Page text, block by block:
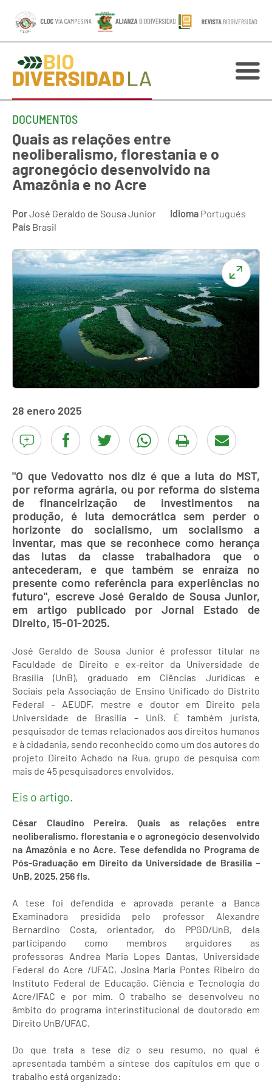
DOCUMENTOS
Quais as relações entre
neoliberalismo, florestania e o
agronegócio desenvolvido na
Amazônia e no Acre
PorJosé Geraldo de Sousa Junior Idioma Portugués
País Brasil
28 enero 2025
"O que Vedovatto nos diz é que a luta do MST,
por reforma agrária, ou por reforma do sistema
de financeirização de investimentos na
produção, é luta democrática sem perder o
horizonte do socialismo, um socialismo a
inventar, mas que se reconhece como herança
das lutas da classe trabalhadora que o
antecederam, e que também se enraíza no
presente como referência para experiências no
futuro", escreve José Geraldo de Sousa Junior,
em artigo publicado por Jornal Estado de
Direito, 15-01-2025.
José Geraldo de Sousa Junior é professor titular na
Faculdade de Direito e ex-reitor da Universidade de
Brasília (UnB), graduado em Ciências Jurídicas e
Sociais pela Associação de Ensino Unificado do Distrito
Federal – AEUDF, mestre e doutor em Direito pela
Universidade de Brasília – UnB. É também jurista,
pesquisador de temas relacionados aos direitos humanos
e à cidadania, sendo reconhecido como um dos autores do
projeto Direito Achado na Rua, grupo de pesquisa com
mais de 45 pesquisadores envolvidos.
Eis o artigo.
César Claudino Pereira. Quais as relações entre
neoliberalismo, florestania e o agronegócio desenvolvido
na Amazônia e no Acre. Tese defendida no Programa de
Pós-Graduação em Direito da Universidade de Brasília –
UnB, 2025, 256 fls.
A tese foi defendida e aprovada perante a Banca
Examinadora presidida pelo professor Alexandre
Bernardino Costa, orientador, do PPGD/UnB, dela
participando como membros arguidores as
professoras Andrea Maria Lopes Dantas, Universidade
Federal do Acre /UFAC, Josina Maria Pontes Ribeiro do
Instituto Federal de Educação, Ciência e Tecnologia do
Acre/IFAC e por mim. O trabalho se desenvolveu no
âmbito do programa interinstitucional de doutorado em
Direito UnB/UFAC.
Do que trata a tese diz o seu resumo, no qual é
apresentada também a síntese dos capítulos em que o
trabalho está organizado: